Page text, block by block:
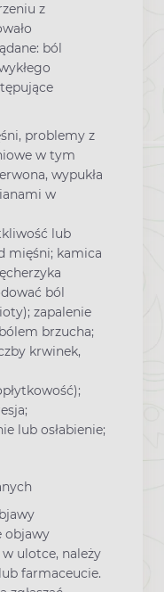
z
ból
problemy z
w tym
wypukła
w
lub
mięśni; kamica
ból
zapalenie
brzucha;
krwinek,
lub osłabienie;
objawy
ulotce, należy
farmaceucie.